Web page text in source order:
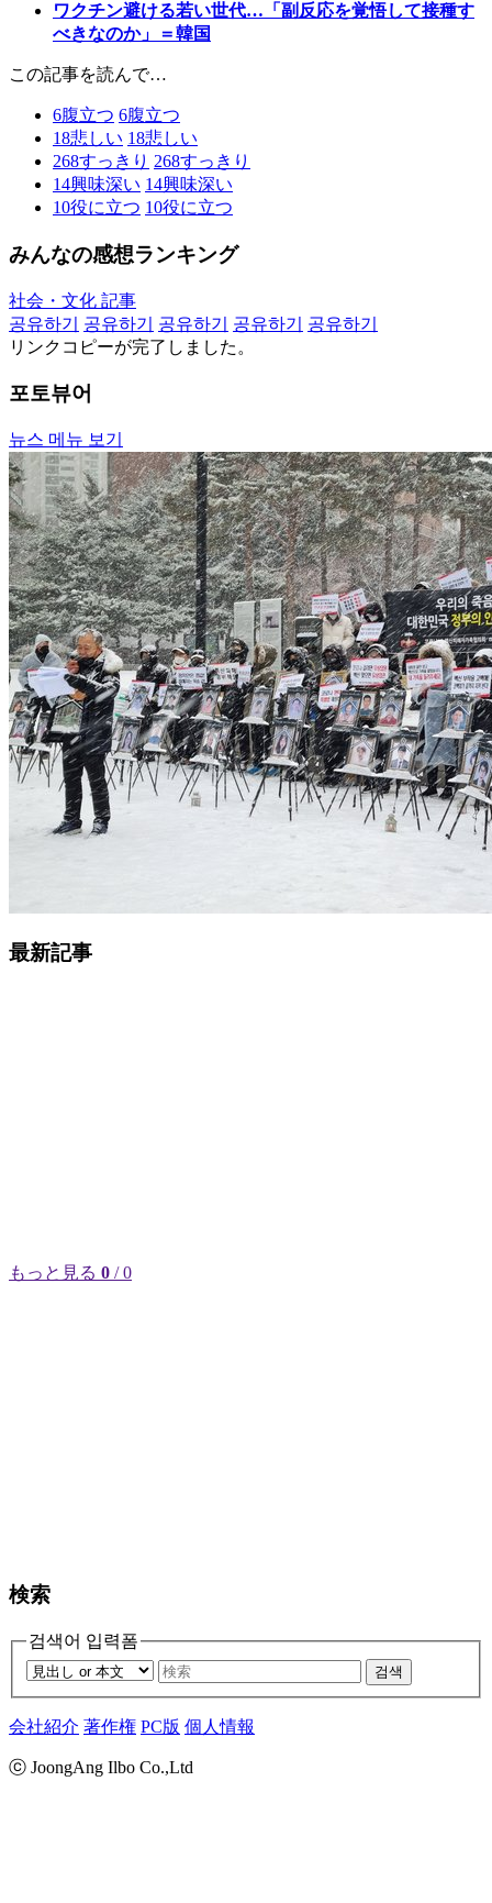
ワクチン避ける若い世代…「副反応を覚悟して接種す
べきなのか」＝韓国
この記事を読んで…
6腹立つ 6腹立つ
18悲しい 18悲しい
268すっきり 268すっきり
14興味深い 14興味深い
10役に立つ 10役に立つ
みんなの感想ランキング
社会・文化 記事
공유하기
공유하기 공유하기 공유하기
공유하기
リンクコピーが完了しました。
포토뷰어
뉴스 메뉴 보기
最新記事
もっと見る 0 / 0
検索
검색어 입력폼
검색
会社紹介 著作権 PC版 個人情報
ⓒ JoongAng Ilbo Co.,Ltd